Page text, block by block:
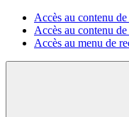
Accès au contenu
Accès au contenu
Accès au menu de